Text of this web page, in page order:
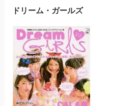
ドリーム・ガールズ